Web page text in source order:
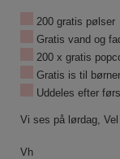
200 gratis pølser
Gratis vand og
200 x gratis
Gratis is til
Uddeles efter
Vi ses på lørdag,
Vh